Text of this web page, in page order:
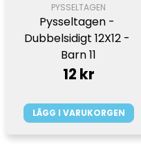
PYSSELTAGEN
Pysseltagen -
Dubbelsidigt 12X12 -
Barn 11
12 kr
LÄGG I VARUKORGEN